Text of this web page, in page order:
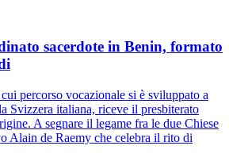
sacerdote in Benin, formato
percorso vocazionale si è sviluppato a
Svizzera italiana, riceve il presbiterato
A segnare il legame fra le due Chiese
Alain de Raemy che celebra il rito di